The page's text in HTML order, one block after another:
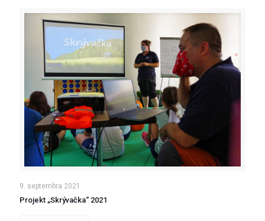
9. septembra 2021
Projekt „Skrývačka“ 2021